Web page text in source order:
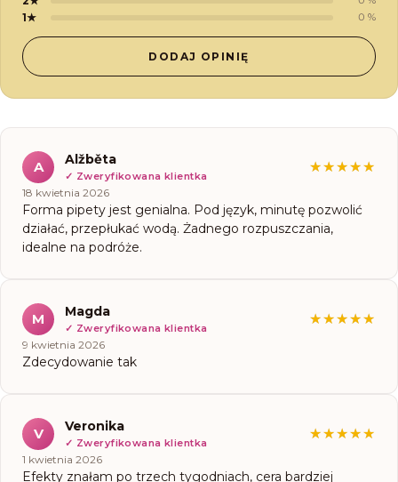
1★ 0 %
DODAJ OPINIĘ
zweryfikowanych
klientek
A Alžběta
✓ Zweryfikowana klientka
★★★★★
★★★★★
18 kwietnia 2026
Forma pipety jest genialna. Pod język, minutę pozwolić
działać, przepłukać wodą. Żadnego rozpuszczania,
idealne na podróże.
M Magda
✓ Zweryfikowana klientka
★★★★★
★★★★★
9 kwietnia 2026
Zdecydowanie tak
V Veronika
✓ Zweryfikowana klientka
★★★★★
★★★★★
1 kwietnia 2026
Efekty znałam po trzech tygodniach, cera bardziej